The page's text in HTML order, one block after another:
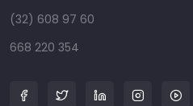
(32) 608 97 60
668 220 354